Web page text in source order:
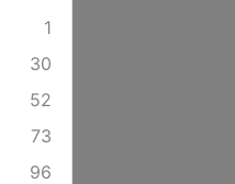
1
30
52
73
96